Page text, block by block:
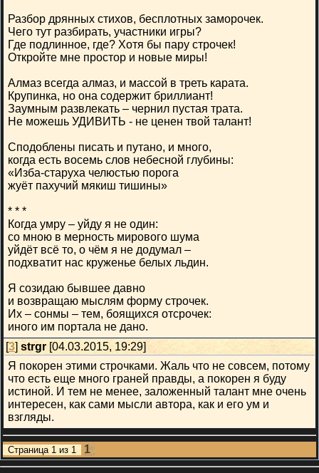
Разбор дрянных стихов, бесплотных заморочек.
Чего тут разбирать, участники игры?
Где подлинное, где? Хотя бы пару строчек!
Откройте мне простор и новые миры!
Алмаз всегда алмаз, и массой в треть карата.
Крупинка, но она содержит бриллиант!
Заумным развлекать – чернил пустая трата.
Не можешь УДИВИТЬ - не ценен твой талант!
Сподоблены писать и путано, и много,
когда есть восемь слов небесной глубины:
«Изба-старуха челюстью порога
жуёт пахучий мякиш тишины»
* * *
Когда умру – уйду я не один:
со мною в мерность мирового шума
уйдёт всё то, о чём я не додумал –
подхватит нас круженье белых льдин.
Я созидаю бывшее давно
и возвращаю мыслям форму строчек.
Их – сонмы – тем, боящихся отсрочек:
иного им портала не дано.
[3] strgr [04.03.2015, 19:29]
Я покорен этими строчками. Жаль что не совсем, потому
что есть еще много граней правды, а покорен я буду
истиной. И тем не менее, заложенный талант мне очень
интересен, как сами мысли автора, как и его ум и
взгляды.
Страница 1 из 1 1